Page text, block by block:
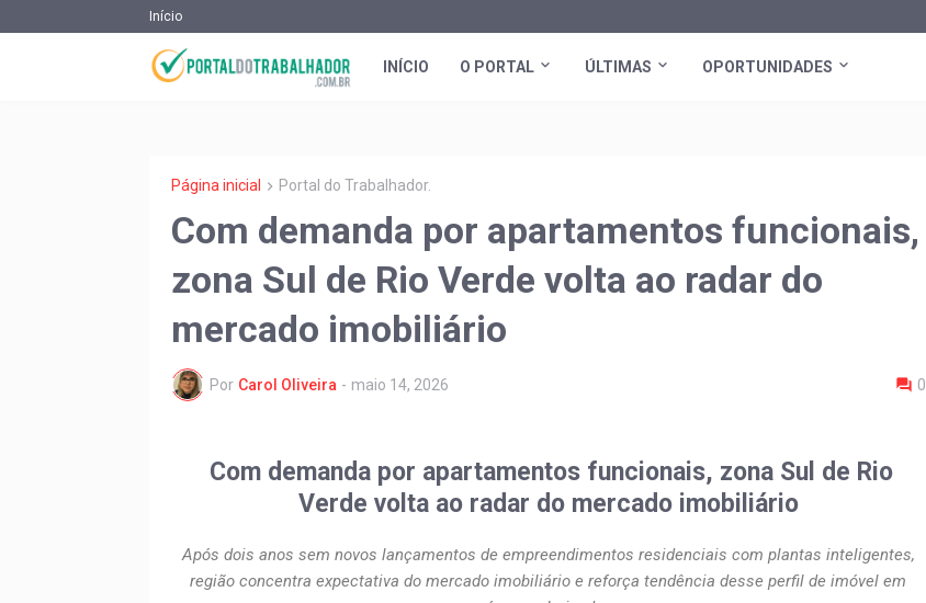
Início
INÍCIO O PORTAL ÚLTIMAS OPORTUNIDADES
Página inicial Portal do Trabalhador.
Com demanda por apartamentos funcionais,
zona Sul de Rio Verde volta ao radar do
mercado imobiliário
Por Carol Oliveira - maio 14, 2026 0
Com demanda por apartamentos funcionais, zona Sul de Rio
Verde volta ao radar do mercado imobiliário
Após dois anos sem novos lançamentos de empreendimentos residenciais com plantas inteligentes,
região concentra expectativa do mercado imobiliário e reforça tendência desse perfil de imóvel em